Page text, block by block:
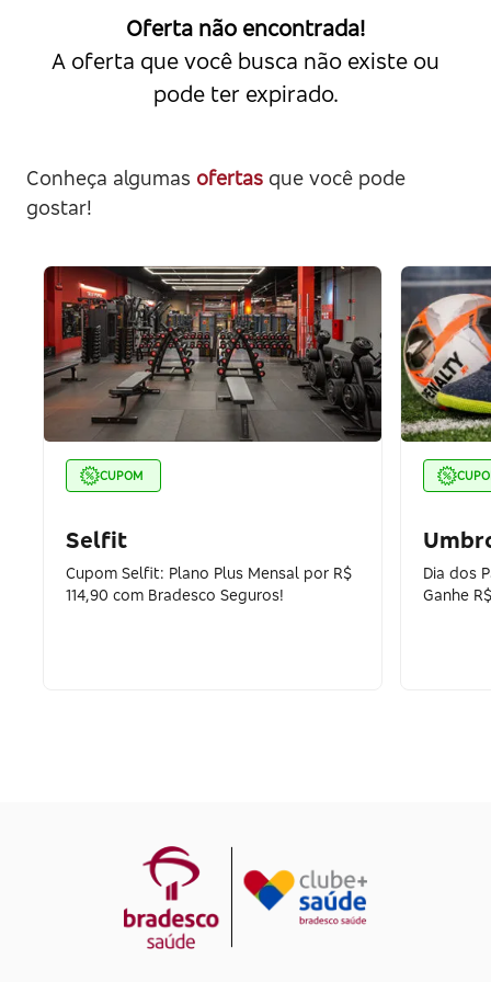
Oferta não encontrada!
A oferta que você busca não existe ou
pode ter expirado.
Conheça algumas ofertas que você pode
gostar!
CUPOM
Selfit
Cupom Selfit: Plano Plus Mensal por R$
114,90 com Bradesco Seguros!
Dia dos
Ganhe